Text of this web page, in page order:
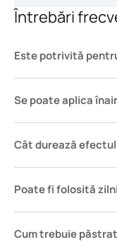
Întrebări
Este potrivită
Se poate aplica
Cât durează
Poate fi folosită
Cum trebuie